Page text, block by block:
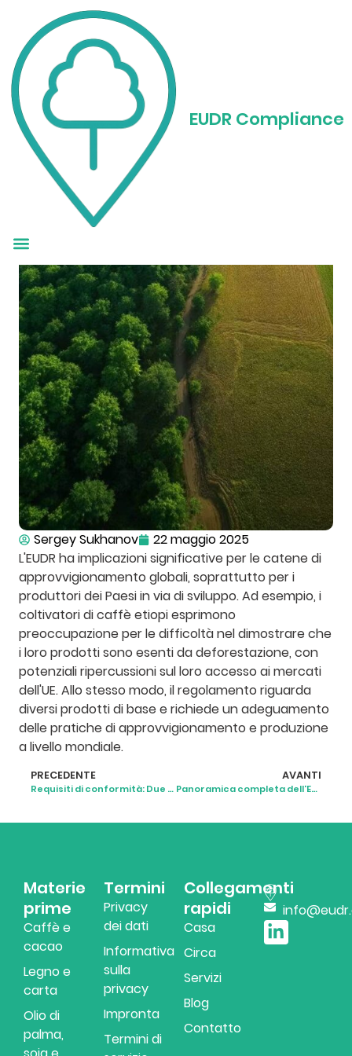
EUDR Compliance
Implicazioni globali:
Sfide e
considerazioni
Sergey Sukhanov
22 maggio 2025
L'EUDR ha implicazioni significative per le catene di
approvvigionamento globali, soprattutto per i
produttori dei Paesi in via di sviluppo. Ad esempio, i
coltivatori di caffè etiopi esprimono
preoccupazione per le difficoltà nel dimostrare che
i loro prodotti sono esenti da deforestazione, con
potenziali ripercussioni sul loro accesso ai mercati
dell'UE. Allo stesso modo, il regolamento riguarda
diversi prodotti di base e richiede un adeguamento
delle pratiche di approvvigionamento e produzione
a livello mondiale.
PRECEDENTE
Requisiti di conformità: Due Diligence e Tracciabilità
AVANTI
Panoramica completa dell'EUDR
Materie
prime
Caffè e
cacao
Legno e
carta
Olio di
palma,
Termini
Privacy
dei dati
Informativa
sulla
privacy
Impronta
Termini di
Collegamenti
rapidi
Casa
Circa
Servizi
Blog
Contatto